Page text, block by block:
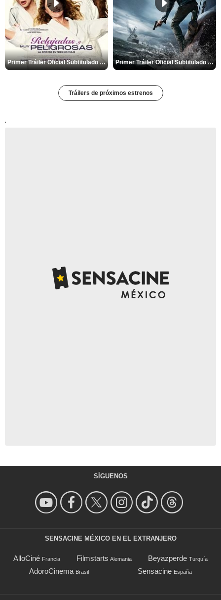
Primer Tráiler Oficial Subtitulado de 'Relajadas y Muy Peligrosas' Primer Tráiler Oficial Subtitulado de 'Código: Venganza'
Tráilers de próximos estrenos
'
SÍGUENOS
SENSACINE MÉXICO EN EL EXTRANJERO
AlloCiné Francia Filmstarts Alemania Beyazperde Turquía
AdoroCinema Brasil Sensacine España